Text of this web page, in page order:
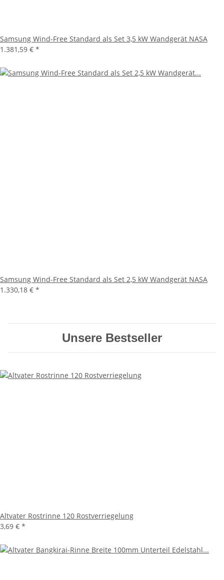
Samsung Wind-Free Standard als Set 3,5 kW Wandgerät NASA
1.381,59 € *
Samsung Wind-Free Standard als Set 2,5 kW Wandgerät NASA
1.330,18 € *
Unsere Bestseller
Altvater Rostrinne 120 Rostverriegelung
3,69 € *